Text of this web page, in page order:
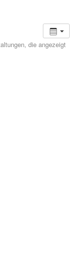
die angezeigt